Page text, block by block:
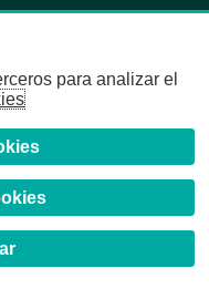
para analizar el